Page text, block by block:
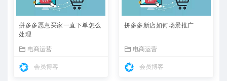
拼多多恶意买家一直下单怎么
处理
电商运营
会员博客
拼多多新店如何场景推广
电商运营
会员博客